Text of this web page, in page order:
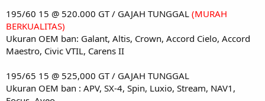
195/60 15 @ 520.000 GT / GAJAH TUNGGAL (MURAH
BERKUALITAS)
Ukuran OEM ban: Galant, Altis, Crown, Accord Cielo, Accord
Maestro, Civic VTIL, Carens II
195/65 15 @ 525,000 GT / GAJAH TUNGGAL
Ukuran OEM ban : APV, SX-4, Spin, Luxio, Stream, NAV1,